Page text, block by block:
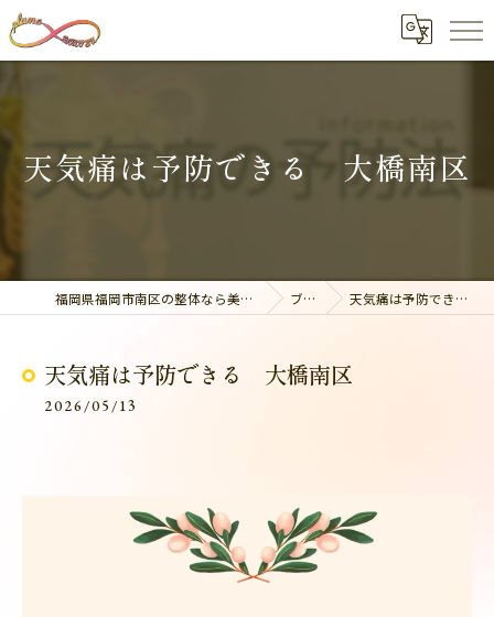
天気痛は予防できる 大橋南区
福岡県福岡市南区の整体なら美容整骨サロン plume ブログ 天気痛は予防できる 大橋南区
天気痛は予防できる 大橋南区
2026/05/13